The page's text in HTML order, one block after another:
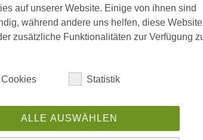
auf unserer Website. Einige von ihnen sind
während andere uns helfen, diese Website
zusätzliche Funktionalitäten zur Verfügung
Statistik
ALLE AUSWÄHLEN